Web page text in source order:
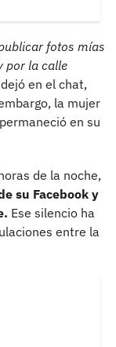
fotos mías
por la calle
en el chat,
la mujer
en su
de la noche,
su Facebook y
Ese silencio ha
entre la